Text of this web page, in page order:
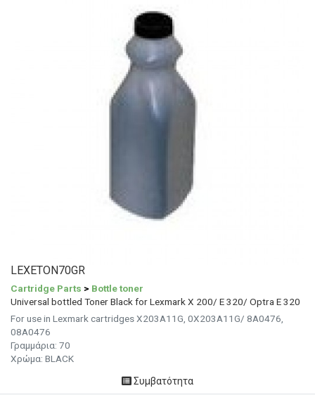
LEXETON70GR
Cartridge Parts > Bottle toner
Universal bottled Toner Black for Lexmark X 200/ E 320/ Optra E 320
For use in Lexmark cartridges X203A11G, 0X203A11G/ 8A0476,
08A0476
Γραμμάρια: 70
Χρώμα: BLACK
Συμβατότητα